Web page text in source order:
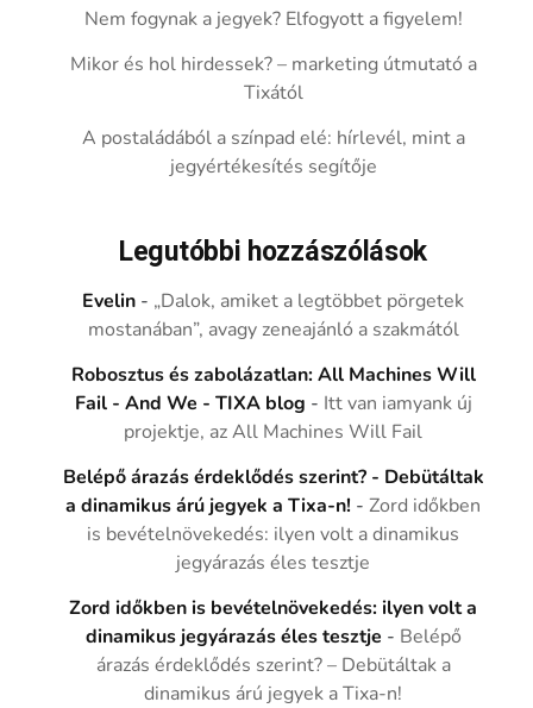
Nem fogynak a jegyek? Elfogyott a figyelem!
Mikor és hol hirdessek? – marketing útmutató a
Tixától
A postaládából a színpad elé: hírlevél, mint a
jegyértékesítés segítője
Legutóbbi hozzászólások
Evelin - „Dalok, amiket a legtöbbet pörgetek
mostanában”, avagy zeneajánló a szakmától
Robosztus és zabolázatlan: All Machines Will
Fail - And We - TIXA blog - Itt van iamyank új
projektje, az All Machines Will Fail
Belépő árazás érdeklődés szerint? - Debütáltak
a dinamikus árú jegyek a Tixa-n! -Zord időkben
is bevételnövekedés: ilyen volt a dinamikus
jegyárazás éles tesztje
Zord időkben is bevételnövekedés: ilyen volt a
dinamikus jegyárazás éles tesztje - Belépő
árazás érdeklődés szerint? – Debütáltak a
dinamikus árú jegyek a Tixa-n!